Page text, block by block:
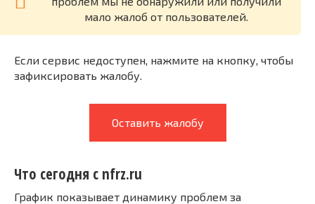
мало жалоб от пользователей.
Если сервис недоступен, нажмите на кнопку, чтобы
зафиксировать жалобу.
Оставить жалобу
Что сегодня с nfrz.ru
График показывает динамику проблем за